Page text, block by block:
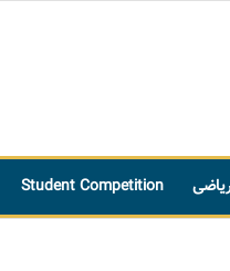
Student Competition